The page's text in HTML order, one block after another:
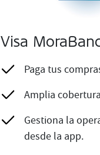
Visa
Paga tus
Amplia
Gestiona la
desde la app.